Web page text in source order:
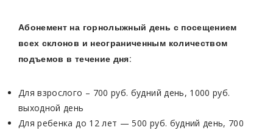
Абонемент на горнолыжный день с посещением
всех склонов и неограниченным количеством
подъемов в течение дня:
Для взрослого – 700 руб. будний день, 1000 руб.
выходной день
Для ребенка до 12 лет — 500 руб. будний день, 700